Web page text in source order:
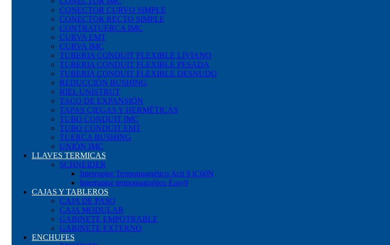
CONECTOR CURVO SIMPLE
CONECTOR RECTO SIMPLE
CONTRATUERCA IMC
CURVA EMT
CURVA IMC
TUBERIA CONDUIT FLEXIBLE LIVIANO
TUBERIA CONDUIT FLEXIBLE PESADA
TUBERIA CONDUIT FLEXIBLE DESNUDO
REDUCCIÓN BUSHING
RIEL UNISTRUT
TACO DE EXPANSIÓN
TAPAS CIEGAS Y HERMÉTICAS
TUBO CONDUIT IMC
TUBO CONDUIT EMT
TUERCA BUSHING
UNIÓN IMC
LLAVES TERMICAS
SCHNEIDER
Interruptor Termomagnético Acti 9 iC60N
Interruptor termomagnético Easy9
CAJAS Y TABLEROS
CAJA DE PASO
CAJA MODULAR
GABINETE EMPOTRABLE
GABINETE EXTERNO
ENCHUFES